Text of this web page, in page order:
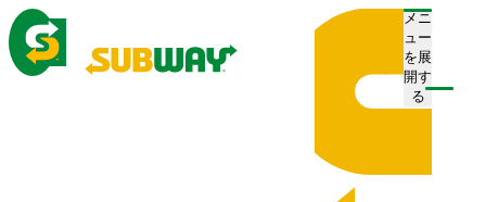
メニ
ュー
を展
開す
る